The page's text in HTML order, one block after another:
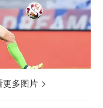
更多图片